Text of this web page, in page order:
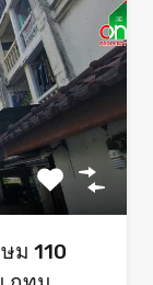
ม 110